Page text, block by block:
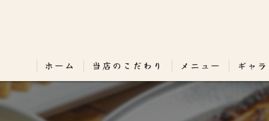
ホーム 当店のこだわり メニュー ギャ